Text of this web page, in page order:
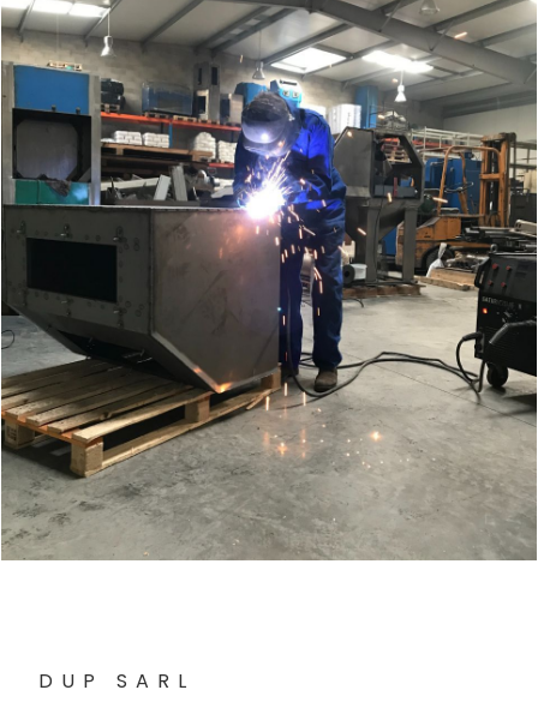
DUP SARL